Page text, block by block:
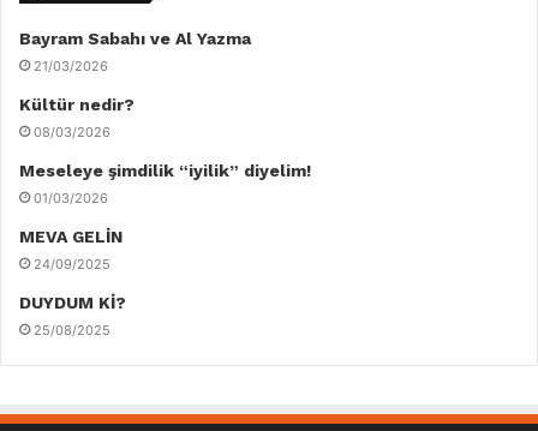
Bayram Sabahı ve Al Yazma
21/03/2026
Kültür nedir?
08/03/2026
Meseleye şimdilik “iyilik” diyelim!
01/03/2026
MEVA GELİN
24/09/2025
DUYDUM Kİ?
25/08/2025